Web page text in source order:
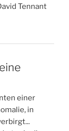
Tennant
einer
in